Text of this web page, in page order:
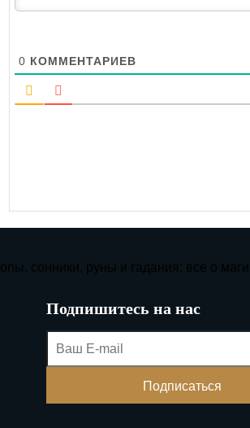
0 КОММЕНТАРИЕВ
Подпишитесь на нас